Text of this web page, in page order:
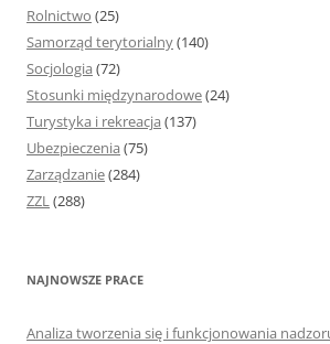
Rolnictwo (25)
Samorząd terytorialny(140)
Socjologia (72)
Stosunki międzynarodowe(24)
Turystyka i rekreacja (137)
Ubezpieczenia (75)
Zarządzanie(284)
ZZL(288)
NAJNOWSZE PRACE
Analiza tworzenia się i funkcjonowania